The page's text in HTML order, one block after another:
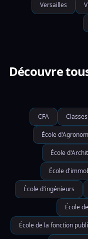
Versailles
Découvre
CFA
École
École
École
École d'ingénieurs
École
École de la fonction